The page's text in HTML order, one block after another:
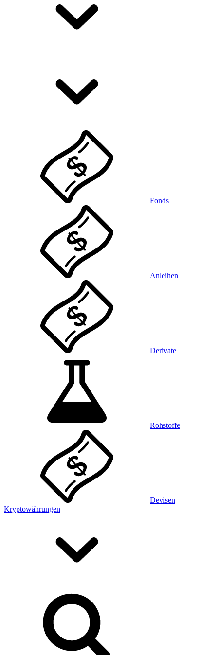
Fonds
Anleihen
Derivate
Rohstoffe
Devisen
Kryptowährungen